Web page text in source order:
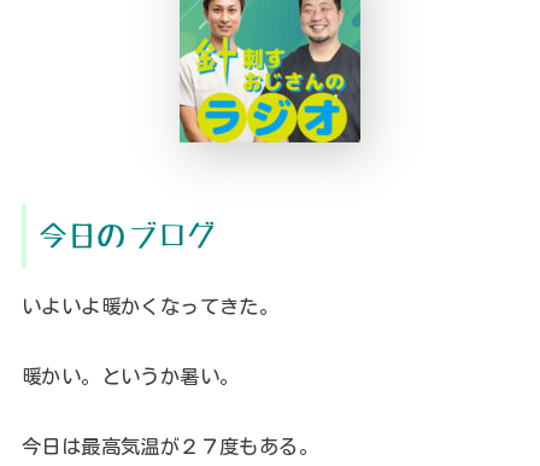
今日のブログ
いよいよ暖かくなってきた。
暖かい。というか暑い。
今日は最高気温が２７度もある。